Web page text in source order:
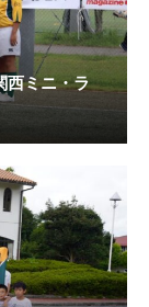
西ミニ・ラ